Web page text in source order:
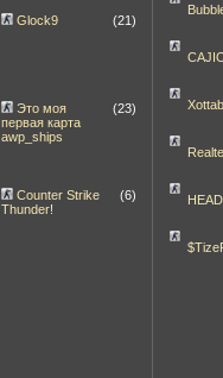
Glock9 (21)
Это моя
первая карта
awp_ships
(23)
Counter Strike
Thunder!
(6)